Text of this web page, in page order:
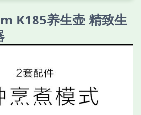
K185养生壶 精致生